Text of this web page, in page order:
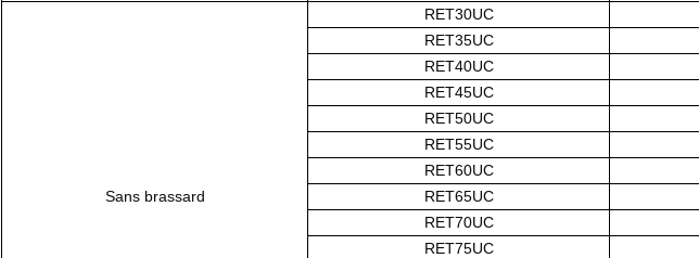
Sans brassard
RET30UC
RET35UC
RET40UC
RET45UC
RET50UC
RET55UC
RET60UC
RET65UC
RET70UC
RET75UC